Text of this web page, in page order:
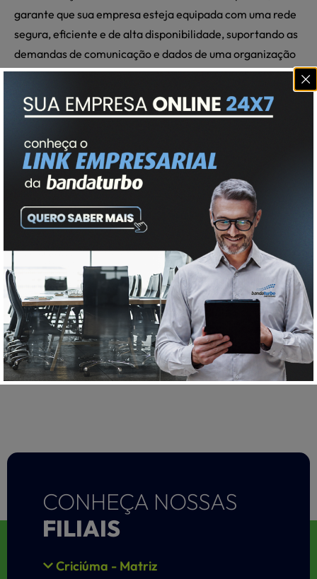
garante que sua empresa esteja equipada com uma rede
segura, eficiente e de alta disponibilidade, suportando as
demandas de comunicação e dados de uma organização
moderna e em crescimento.
CONHEÇA NOSSAS
FILIAIS
Criciúma - Matriz